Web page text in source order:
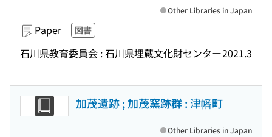
Paper 図書
石川県教育委員会 : 石川県埋蔵文化財センター2021.3
Other Libraries in Japan
加茂遺跡 ; 加茂窯跡群 : 津幡町
Other Libraries in Japan